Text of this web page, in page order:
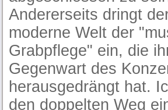
Andererseits dringt
moderne Welt der
Grabpflege" ein, die
Gegenwart des
herausgedrängt hat.
den doppelten Weg